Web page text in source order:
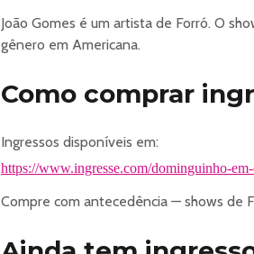
João Gomes é um artista de Forró. O
gênero em Americana.
Como comprar
Ingressos disponíveis em:
https://www.ingresse.com/dominguinho-
Compre com antecedência — shows de